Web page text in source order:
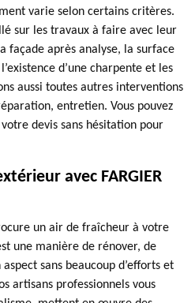
varie selon certains critères.
sur les travaux à faire avec leur
façade après analyse, la surface
d’une charpente et les
aussi toutes autres interventions
entretien. Vous pouvez
devis sans hésitation pour
avec FARGIER
un air de fraîcheur à votre
une manière de rénover, de
sans beaucoup d’efforts et
artisans professionnels vous